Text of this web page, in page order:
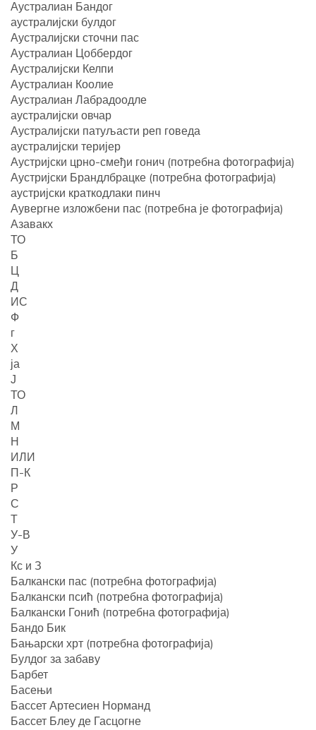
Аустралиан Бандог
аустралијски булдог
Аустралијски сточни пас
Аустралиан Цоббердог
Аустралијски Келпи
Аустралиан Коолие
Аустралиан Лабрадоодле
аустралијски овчар
Аустралијски патуљасти реп говеда
аустралијски теријер
Аустријски црно-смеђи гонич (потребна фотографија)
Аустријски Брандлбрацке (потребна фотографија)
аустријски краткодлаки пинч
Аувергне изложбени пас (потребна је фотографија)
Азавакх
ТО
Б
Ц
Д
ИС
Ф
г
Х
ја
Ј
ТО
Л
М
Н
ИЛИ
П-К
Р
С
Т
У-В
У
Кс и З
Балкански пас (потребна фотографија)
Балкански псић (потребна фотографија)
Балкански Гонић (потребна фотографија)
Бандо Бик
Бањарски хрт (потребна фотографија)
Булдог за забаву
Барбет
Басењи
Бассет Артесиен Норманд
Бассет Блеу де Гасцогне